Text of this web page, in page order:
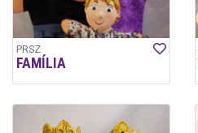
PRSZ
FAMÍLIA